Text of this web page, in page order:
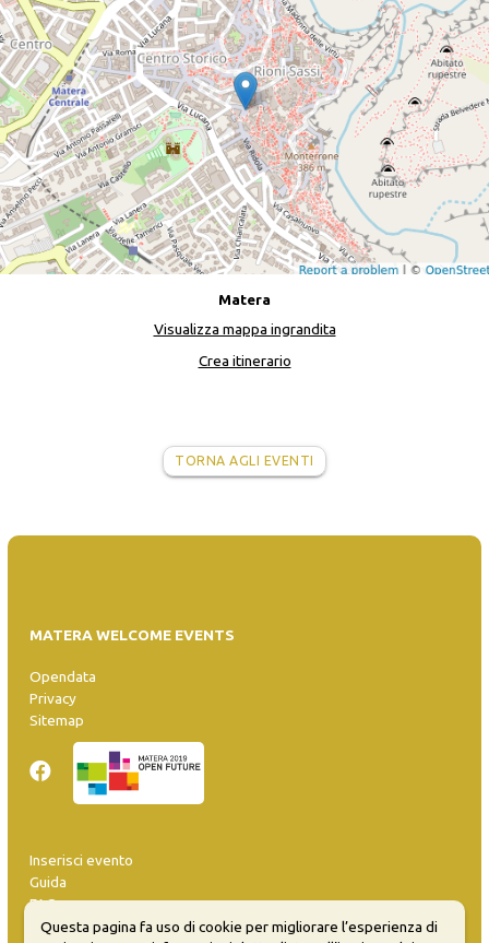
Matera
Visualizza mappa ingrandita
Crea itinerario
TORNA AGLI EVENTI
MATERA WELCOME EVENTS
Opendata
Privacy
Sitemap
Inserisci evento
Guida
FAQ
info@materaevents.it
Questa pagina fa uso di cookie per migliorare l’esperienza di